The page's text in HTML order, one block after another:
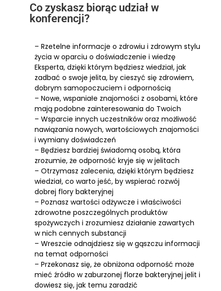
Co zyskasz biorąc udział w
konferencji?
– Rzetelne informacje o zdrowiu i zdrowym stylu
życia w oparciu o doświadczenie i wiedzę
Eksperta, dzięki którym będziesz wiedział, jak
zadbać o swoje jelita, by cieszyć się zdrowiem,
dobrym samopoczuciem i odpornością
– Nowe, wspaniałe znajomości z osobami, które
mają podobne zainteresowania do Twoich
– Wsparcie innych uczestników oraz możliwość
nawiązania nowych, wartościowych znajomości
i wymiany doświadczeń
– Będziesz bardziej świadomą osobą, która
zrozumie, że odporność kryje się w jelitach
– Otrzymasz zalecenia, dzięki którym będziesz
wiedział, co warto jeść, by wspierać rozwój
dobrej flory bakteryjnej
– Poznasz wartości odżywcze i właściwości
zdrowotne poszczególnych produktów
spożywczych i zrozumiesz działanie zawartych
w nich cennych substancji
– Wreszcie odnajdziesz się w gąszczu informacji
na temat odporności
– Przekonasz się, że obniżona odporność może
mieć źródło w zaburzonej florze bakteryjnej jelit i
dowiesz się, jak temu zaradzić